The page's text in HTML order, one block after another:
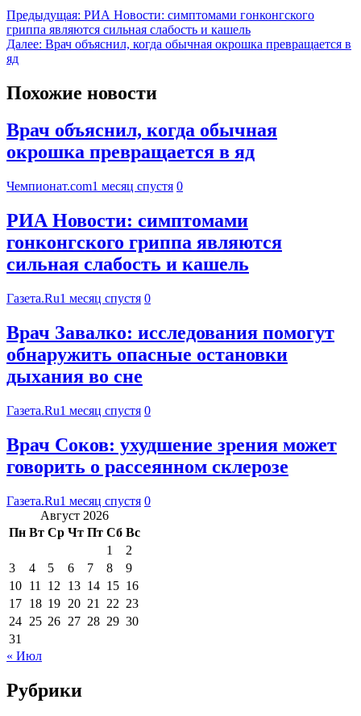
Предыдущая: РИА Новости: симптомами гонконгского
гриппа являются сильная слабость и кашель
Далее: Врач объяснил, когда обычная окрошка превращается в
яд
Похожие новости
Врач объяснил, когда обычная
окрошка превращается в яд
Чемпионат.com1 месяц спустя 0
РИА Новости: симптомами
гонконгского гриппа являются
сильная слабость и кашель
Газета.Ru1 месяц спустя 0
Врач Завалко: исследования помогут
обнаружить опасные остановки
дыхания во сне
Газета.Ru1 месяц спустя 0
Врач Соков: ухудшение зрения может
говорить о рассеянном склерозе
Газета.Ru1 месяц спустя 0
Август 2026
Пн Вт Ср Чт Пт Сб Вс
1
2
3
4 5 6 7 8
9
10 11 12 13 14 15 16
17 18 19 20 21 22 23
24 25 26 27 28 29 30
31
« Июл
Рубрики